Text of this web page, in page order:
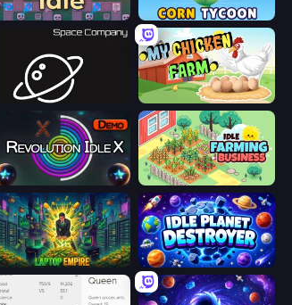
DualForce Idle Corn Tycoon
Space Company My Chicken Farm
Revolution Idle X Idle Farming Business
Laptop Empire Idle Planet Destroyer